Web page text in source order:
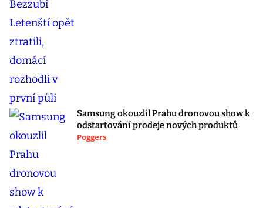
Samsung okouzlil Prahu dronovou show k
odstartování prodeje nových produktů
Poggers